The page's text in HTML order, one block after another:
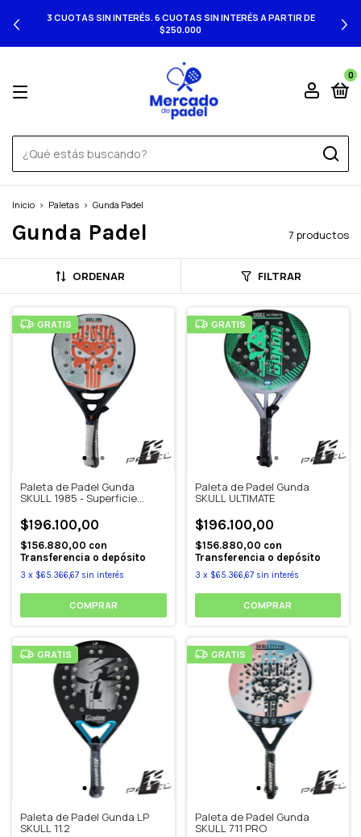
3 CUOTAS SIN INTERÉS. 6 CUOTAS SIN INTERÉS A PARTIR DE
$250.000
0
Inicio > Paletas > Gunda Padel
Gunda Padel 7 productos
ORDENAR FILTRAR
GRATIS
Paleta de Padel Gunda
SKULL 1985 - Superficie
$196.100,00
$156.880,00 con
Transferencia o depósito
3 x $65.366,67 sin interés
GRATIS
Paleta de Padel Gunda
SKULL ULTIMATE
$196.100,00
$156.880,00 con
Transferencia o depósito
3 x $65.366,67 sin interés
GRATIS
Paleta de Padel Gunda LP
SKULL 11.2
GRATIS
Paleta de Padel Gunda
SKULL 711 PRO